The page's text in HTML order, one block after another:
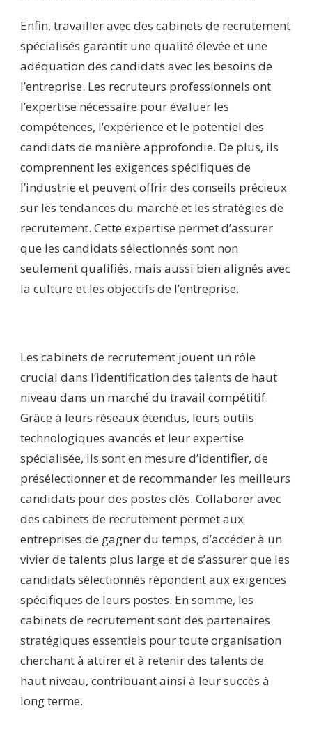
Enfin, travailler avec des cabinets de recrutement
spécialisés garantit une qualité élevée et une
adéquation des candidats avec les besoins de
l’entreprise. Les recruteurs professionnels ont
l’expertise nécessaire pour évaluer les
compétences, l’expérience et le potentiel des
candidats de manière approfondie. De plus, ils
comprennent les exigences spécifiques de
l’industrie et peuvent offrir des conseils précieux
sur les tendances du marché et les stratégies de
recrutement. Cette expertise permet d’assurer
que les candidats sélectionnés sont non
seulement qualifiés, mais aussi bien alignés avec
la culture et les objectifs de l’entreprise.
Les cabinets de recrutement jouent un rôle
crucial dans l’identification des talents de haut
niveau dans un marché du travail compétitif.
Grâce à leurs réseaux étendus, leurs outils
technologiques avancés et leur expertise
spécialisée, ils sont en mesure d’identifier, de
présélectionner et de recommander les meilleurs
candidats pour des postes clés. Collaborer avec
des cabinets de recrutement permet aux
entreprises de gagner du temps, d’accéder à un
vivier de talents plus large et de s’assurer que les
candidats sélectionnés répondent aux exigences
spécifiques de leurs postes. En somme, les
cabinets de recrutement sont des partenaires
stratégiques essentiels pour toute organisation
cherchant à attirer et à retenir des talents de
haut niveau, contribuant ainsi à leur succès à
long terme.